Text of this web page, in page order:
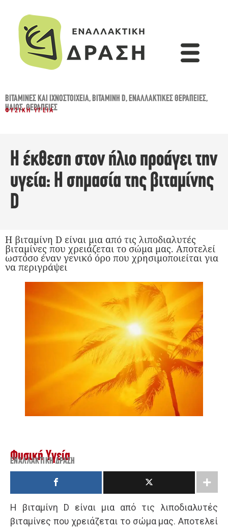
ΒΙΤΑΜΊΝΕΣ ΚΑΙ ΙΧΝΟΣΤΟΙΧΕΊΑ,ΒΙΤΑΜΊΝΗ D,ΕΝΑΛΛΑΚΤΙΚΈΣ ΘΕΡΑΠΕΊΕΣ,
ΉΛΙΟΣ,ΘΕΡΑΠΕΊΕΣ
ΦΥΣΙΚΉ ΥΓΕΊΑ
Η έκθεση στον ήλιο προάγει την
υγεία: Η σημασία της βιταμίνης
D
Η βιταμίνη D είναι μια από τις λιποδιαλυτές
βιταμίνες που χρειάζεται το σώμα μας. Αποτελεί
ωστόσο έναν γενικό όρο που χρησιμοποιείται για
να περιγράψει
Φυσική Υγεία
ΕΝΑΛΛΑΚΤΙΚΉ ΔΡΆΣΗ
Η βιταμίνη D είναι μια από τις λιποδιαλυτές
βιταμίνες που χρειάζεται το σώμα μας. Αποτελεί